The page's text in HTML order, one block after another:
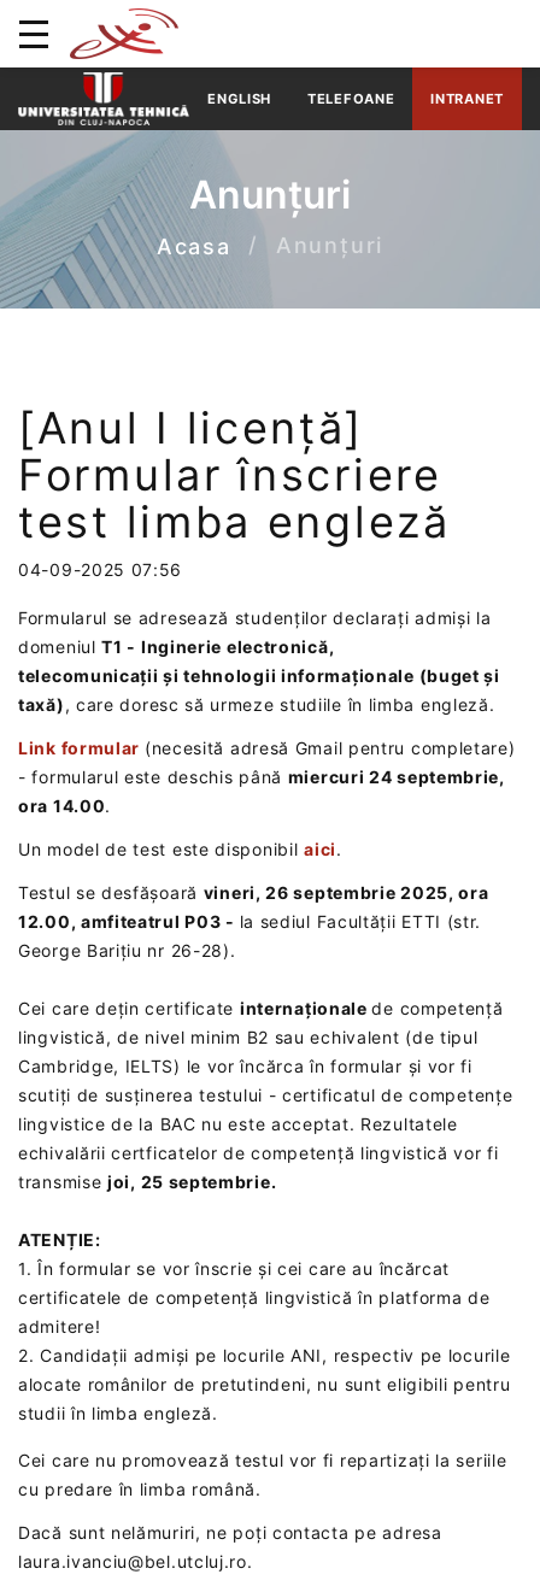
ENGLISH TELEFOANE INTRANET
Anunțuri
Acasa Anunțuri
[Anul I licență]
Formular înscriere
test limba engleză
04-09-2025 07:56
Formularul se adresează studenților declarați admiși la
domeniulT1 - Inginerie electronică,
telecomunicații și tehnologii informaționale (buget și
taxă), care doresc să urmeze studiile în limba engleză.
Link formular (necesită adresă Gmail pentru completare)
- formularul este deschis până miercuri 24 septembrie,
ora 14.00.
Un model de test este disponibilaici.
Testul se desfășoară vineri, 26 septembrie 2025, ora
12.00, amfiteatrul P03 - la sediul Facultății ETTI (str.
George Barițiu nr 26-28).
Cei care dețin certificate internaționalede competență
lingvistică, de nivel minim B2 sau echivalent (de tipul
Cambridge, IELTS) le vor încărca în formular și vor fi
scutiți de susținerea testului - certificatul de competențe
lingvistice de la BAC nu este acceptat. Rezultatele
echivalării certficatelor de competență lingvistică vor fi
transmise joi, 25 septembrie.
ATENȚIE:
1. În formular se vor înscrie și cei care au încărcat
certificatele de competență lingvistică în platforma de
admitere!
2. Candidații admiși pe locurile ANI, respectiv pe locurile
alocate românilor de pretutindeni, nu sunt eligibili pentru
studii în limba engleză.
Cei care nu promovează testul vor fi repartizați la seriile
cu predare în limba română.
Dacă sunt nelămuriri, ne poți contacta pe adresa
laura.ivanciu@bel.utcluj.ro.